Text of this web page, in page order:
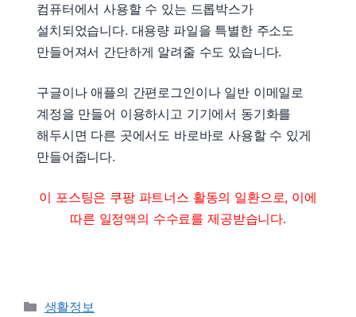
컴퓨터에서 사용할 수 있는 드롭박스가
설치되었습니다. 대용량 파일을 특별한 주소도
만들어져서 간단하게 알려줄 수도 있습니다.
구글이나 애플의 간편로그인이나 일반 이메일로
계정을 만들어 이용하시고 기기에서 동기화를
해두시면 다른 곳에서도 바로바로 사용할 수 있게
만들어줍니다.
이 포스팅은 쿠팡 파트너스 활동의 일환으로, 이에
따른 일정액의 수수료를 제공받습니다.
Categories
생활정보